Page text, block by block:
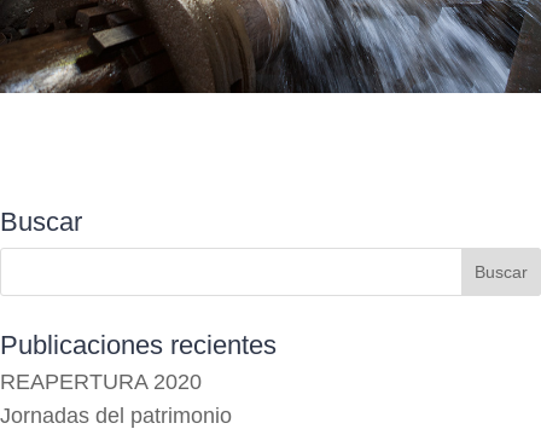
Buscar
Publicaciones recientes
REAPERTURA 2020
Jornadas del patrimonio